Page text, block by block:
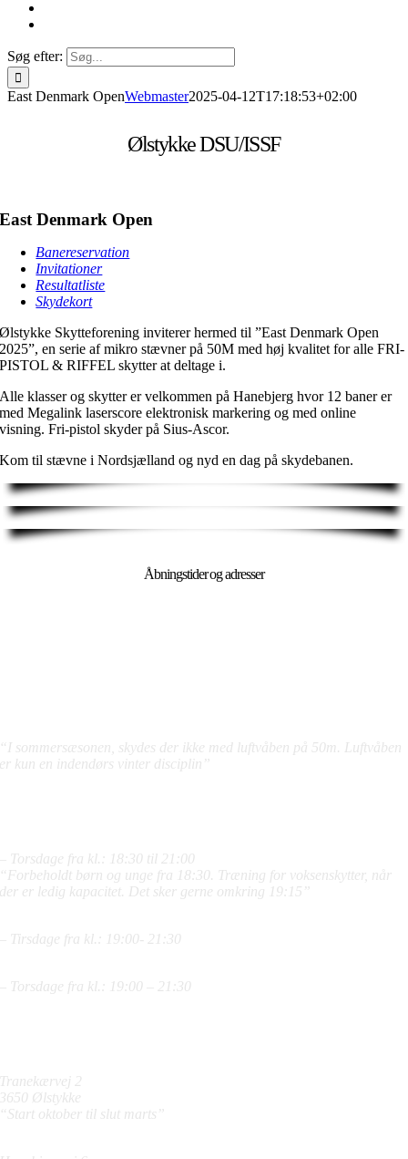
Søg efter:
East Denmark OpenWebmaster2025-04-12T17:18:53+02:00
Ølstykke DSU/ISSF
East Denmark Open
Banereservation
Invitationer
Resultatliste
Skydekort
Ølstykke Skytteforening inviterer hermed til ”East Denmark Open
2025”, en serie af mikro stævner på 50M med høj kvalitet for alle FRI-
PISTOL & RIFFEL skytter at deltage i.
Alle klasser og skytter er velkommen på Hanebjerg hvor 12 baner er
med Megalink laserscore elektronisk markering og med online
visning. Fri-pistol skyder på Sius-Ascor.
Kom til stævne i Nordsjælland og nyd en dag på skydebanen.
Åbningstider og adresser
“I sommersæsonen, skydes der ikke med luftvåben på 50m. Luftvåben
er kun en indendørs vinter disciplin”
– Torsdage fra kl.: 18:30 til 21:00
“Forbeholdt børn og unge fra 18:30. Træning for voksenskytter, når
der er ledig kapacitet. Det sker gerne omkring 19:15”
– Tirsdage fra kl.: 19:00- 21:30
– Torsdage fra kl.: 19:00 – 21:30
Tranekærvej 2
3650 Ølstykke
“Start oktober til slut marts”